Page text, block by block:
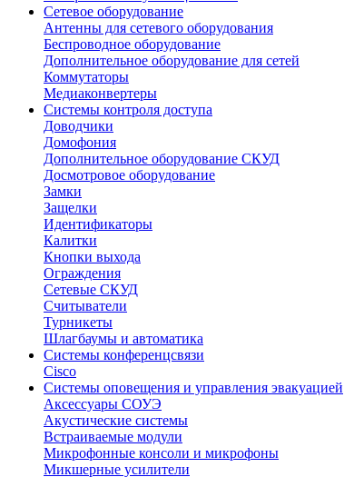
Сетевое оборудование
Антенны для сетевого оборудования
Беспроводное оборудование
Дополнительное оборудование для сетей
Коммутаторы
Медиаконвертеры
Системы контроля доступа
Доводчики
Домофония
Дополнительное оборудование СКУД
Досмотровое оборудование
Замки
Защелки
Идентификаторы
Калитки
Кнопки выхода
Ограждения
Сетевые СКУД
Считыватели
Турникеты
Шлагбаумы и автоматика
Системы конференцсвязи
Cisco
Системы оповещения и управления эвакуацией
Аксессуары СОУЭ
Акустические системы
Встраиваемые модули
Микрофонные консоли и микрофоны
Микшерные усилители